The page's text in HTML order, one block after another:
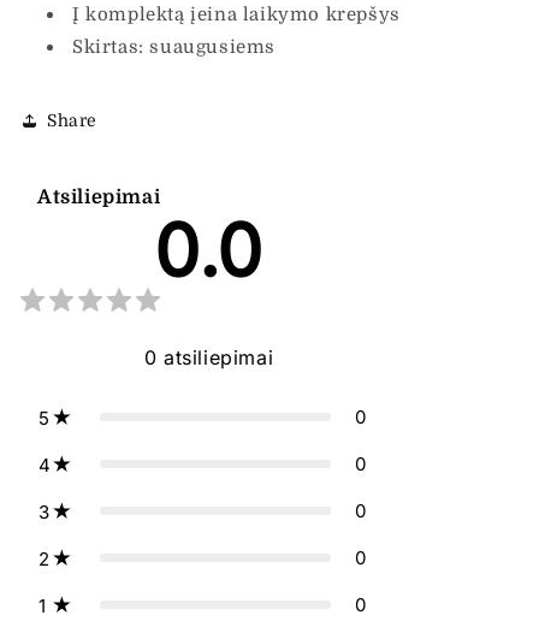
Į komplektą įeina laikymo krepšys
Skirtas: suaugusiems
Share
Atsiliepimai
0.0
0 atsiliepimai
5 0
4 0
3 0
2 0
1 0